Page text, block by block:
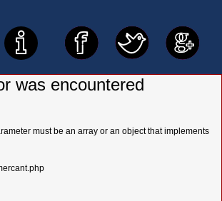
was encountered
must be an array or an object that implements